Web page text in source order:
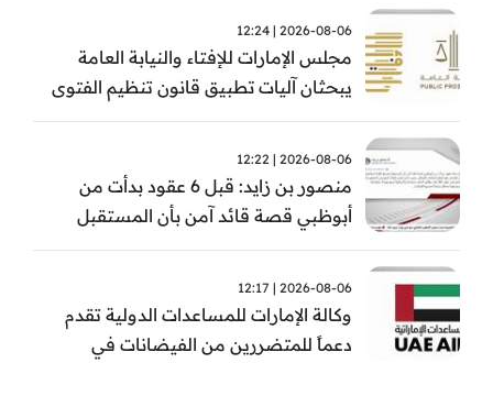
2026-08-06 | 12:24
مجلس الإمارات للإفتاء والنيابة العامة
يبحثان آليات تطبيق قانون تنظيم الفتوى
وضبط المخالفات
2026-08-06 | 12:22
منصور بن زايد: قبل 6 عقود بدأت من
أبوظبي قصة قائد آمن بأن المستقبل
يُصنع بالإرادة والعمل
2026-08-06 | 12:17
وكالة الإمارات للمساعدات الدولية تقدم
دعماً للمتضررين من الفيضانات في